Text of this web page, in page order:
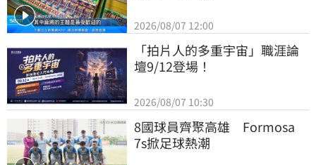
2026/08/07 12:00
「拍片人的多重宇宙」職涯論
壇9/12登場！
2026/08/07 10:30
8國球員齊聚高雄　Formosa
7s掀足球熱潮